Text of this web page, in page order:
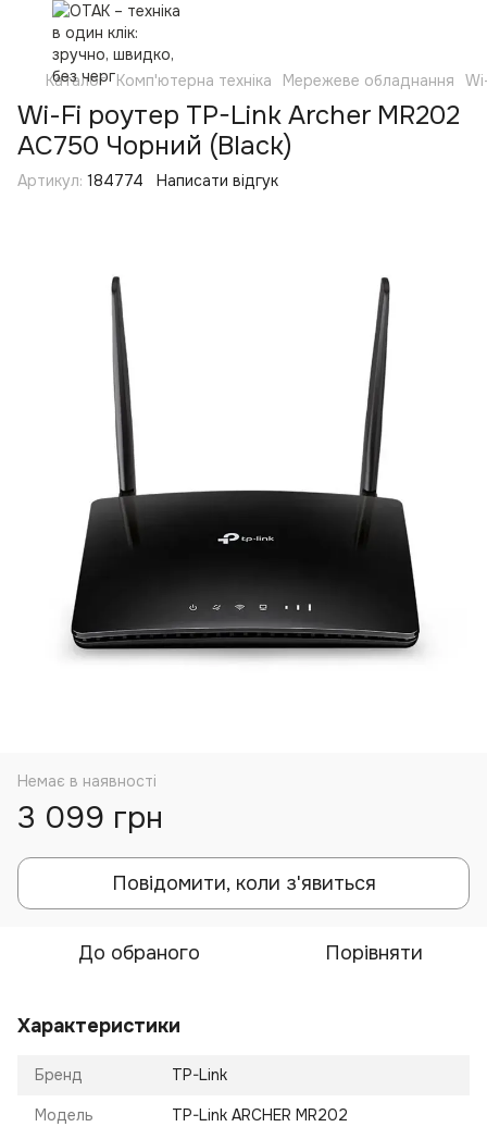
Каталог Комп'ютерна техніка Мережеве обладнання
Wi-Fi роутер TP-Link Archer MR202
AC750 Чорний (Black)
Артикул: 184774 Написати відгук
Немає в наявності
3 099 грн
Повідомити, коли з'явиться
До обраного Порівняти
Характеристики
Бренд TP-Link
Модель TP-Link ARCHER MR202